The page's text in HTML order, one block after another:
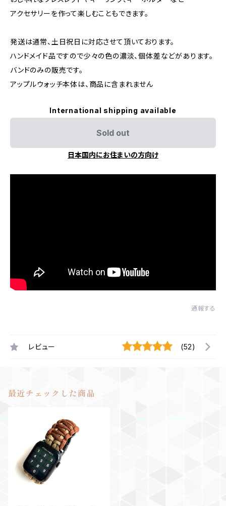
アクセサリーを作って楽しむこともできます。
発送は通常、土日祝日に対応させて頂いております。
ハンドメイド品ですので少々の色の濃淡、個体差などがあります。
バンドのみの販売です。
アップルウォッチ本体は、商品に含まれません
International shipping available
Sold out
日本国内にお住まいの方向け
通報する
レビュー (52)
最近チェックした商品